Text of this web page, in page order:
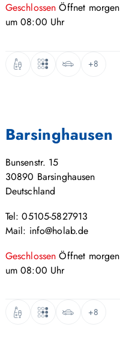
GeschlossenÖffnet morgen
um08:00 Uhr
+8
Barsinghausen
Bunsenstr. 15
30890 Barsinghausen
Deutschland
Tel: 05105-5827913
Mail: info@holab.de
GeschlossenÖffnet morgen
um08:00 Uhr
+8